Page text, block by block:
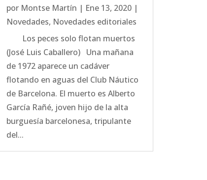
por Montse Martín | Ene 13, 2020|
Novedades, Novedades editoriales
Los peces solo flotan muertos
(José Luis Caballero) Una mañana
de 1972 aparece un cadáver
flotando en aguas del Club Náutico
de Barcelona. El muerto es Alberto
García Rañé, joven hijo de la alta
burguesía barcelonesa, tripulante
del...